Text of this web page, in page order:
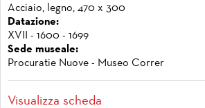
Acciaio, legno, 470 x 300
Datazione:
XVII - 1600 - 1699
Sede museale:
Procuratie Nuove - Museo Correr
Visualizza scheda